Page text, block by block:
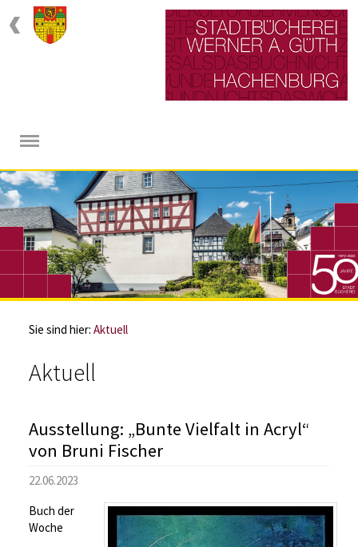
Sie sind hier: Aktuell
Aktuell
Ausstellung: „Bunte Vielfalt in Acryl“
von Bruni Fischer
22.06.2023
Buch der
Woche